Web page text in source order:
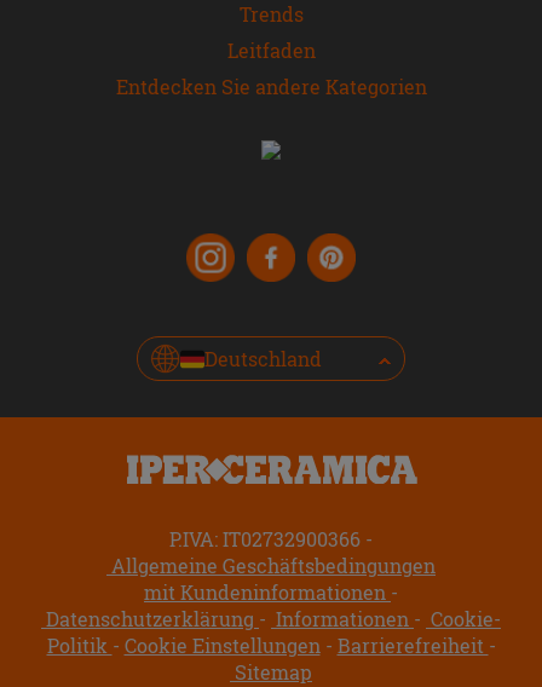
Trends
Leitfaden
Entdecken Sie andere Kategorien
Deutschland
P.IVA: IT02732900366
Allgemeine Geschäftsbedingungen
mit Kundeninformationen
Datenschutzerklärung
Informationen
Cookie-
Politik
Cookie Einstellungen
Barrierefreiheit
Sitemap